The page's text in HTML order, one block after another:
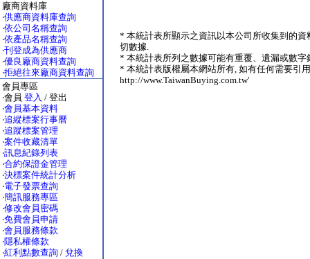
廠商資料庫
‧供應商資料庫查詢
‧依公司名稱查詢
‧依產品名稱查詢
‧刊登成為供應商
‧優良廠商資料查詢
‧拒絕往來廠商資料查詢
會員專區
‧會員 登入 / 登出
‧會員基本資料
‧追縱標案行事曆
‧追蹤標案管理
‧案件收藏清單
‧訊息紀錄列表
‧合約保證金管理
‧決標案件統計分析
‧電子發票查詢
‧簡訊服務專區
‧修改會員密碼
‧免費會員申請
‧會員服務條款
‧隱私權條款
‧紅利點數查詢 / 兌換
* 本統計表所顯示之資訊以本公司所收集到的
切數據.
* 本統計表所列之數據可能有重覆、遺漏或數
* 本統計表版權屬本網站所有, 如有任何需要引
http://www.TaiwanBuying.com.tw'